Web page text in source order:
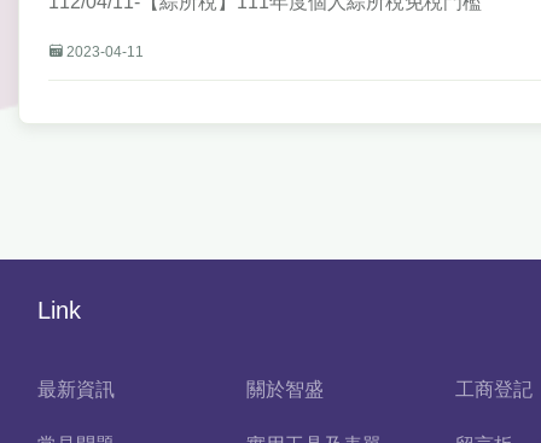
2023-04-11
Link
最新資訊 關於智盛 工商登記